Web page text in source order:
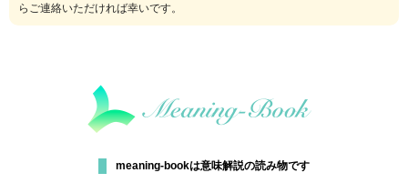
らご連絡いただければ幸いです。
meaning-bookは意味解説の読み物です